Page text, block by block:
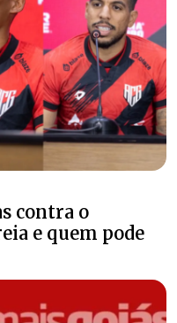
contra o
e quem pode